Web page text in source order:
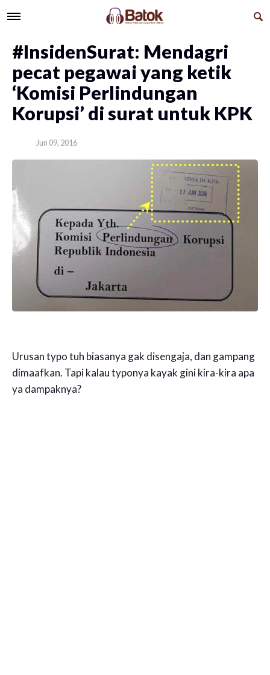
#InsidenSurat: Mendagri
pecat pegawai yang ketik
‘Komisi Perlindungan
Korupsi’ di surat untuk KPK
Jun 09, 2016
Urusan typo tuh biasanya gak disengaja, dan gampang
dimaafkan. Tapi kalau typonya kayak gini kira-kira apa
ya dampaknya?